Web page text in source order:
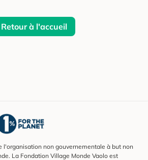
Retour à l'accueil
l'organisation non gouvernementale à but non
La Fondation Village Monde Vaolo est